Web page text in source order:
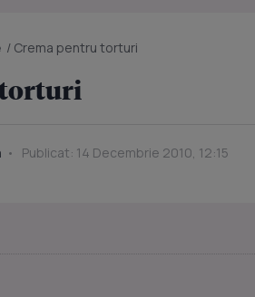
/ Crema pentru torturi
Publicat: 14 Decembrie 2010, 12:15